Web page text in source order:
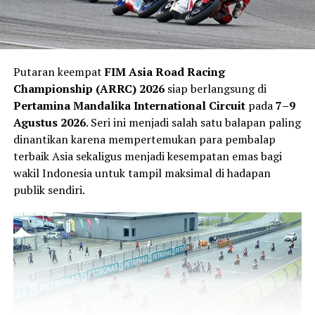
Veda mengaku jeda musim dimanfaatkannya untuk
memulihkan kondisi fisik sekaligus mempersiapkan diri
menghadapi paruh kedua musim. Ia merasa hasil positif
di Sachsenring memberikan tambahan kepercayaan diri
“Balapan terakhir di Jerman memberi saya lebih banyak
kepercayaan diri karena kami kembali menunjukkan
kecepatan yang bagus dan mencetak poin penting.
Putaran keempatFIM Asia Road Racing
Championship (ARRC) 2026siap berlangsung di
Pertamina Mandalika International Circuitpada7–9
Agustus 2026. Seri ini menjadi salah satu balapan paling
dinantikan karena mempertemukan para pembalap
terbaik Asia sekaligus menjadi kesempatan emas bagi
wakil Indonesia untuk tampil maksimal di hadapan
publik sendiri.